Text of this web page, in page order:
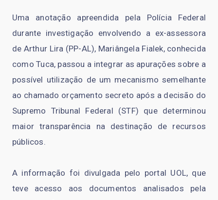
Uma anotação apreendida pela Polícia Federal
durante investigação envolvendo a ex-assessora
de Arthur Lira (PP-AL), Mariângela Fialek, conhecida
como Tuca, passou a integrar as apurações sobre a
possível utilização de um mecanismo semelhante
ao chamado orçamento secreto após a decisão do
Supremo Tribunal Federal (STF) que determinou
maior transparência na destinação de recursos
públicos.
A informação foi divulgada pelo portal UOL, que
teve acesso aos documentos analisados pela